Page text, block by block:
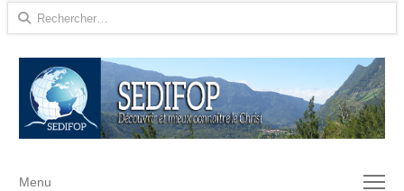
Rechercher :
Menu
Menu